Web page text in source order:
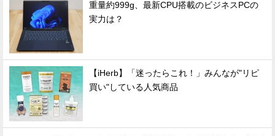
重量約999g、最新CPU搭載のビジネスPCの
実力は？
【iHerb】「迷ったらこれ！」みんなが"リピ
買い"している人気商品